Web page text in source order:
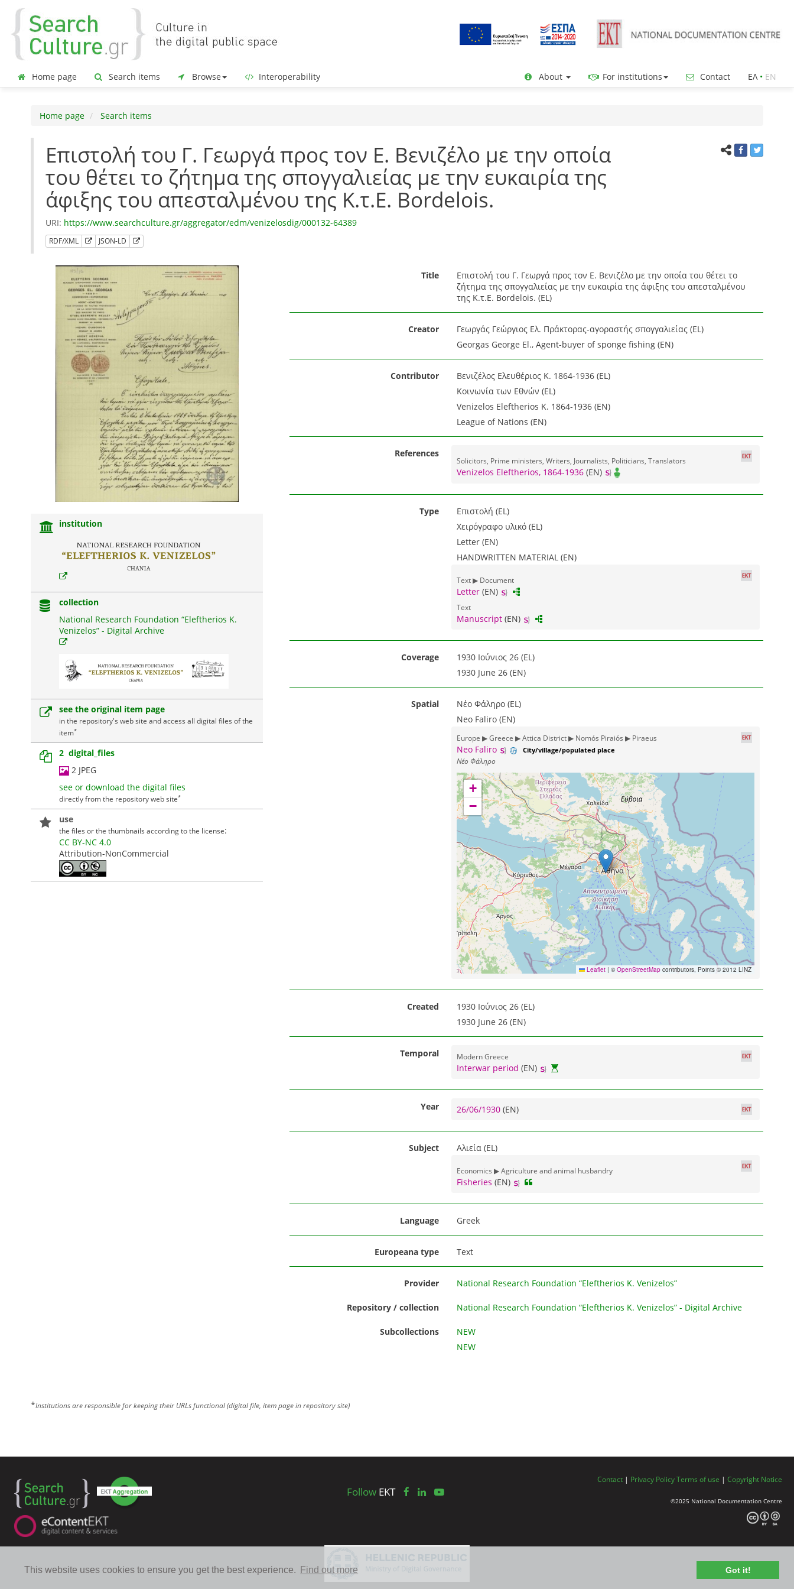
This website uses cookies to ensure you get the best experience. Find out more Got it!
Home page Search items Browse Interoperability About For institutions Contact ΕΛ• ΕΝ
Home page Search items
Επιστολή του Γ. Γεωργά προς τον Ε. Βενιζέλο με την οποία
του θέτει το ζήτημα της σπογγαλιείας με την ευκαιρία της
άφιξης του απεσταλμένου της Κ.τ.Ε. Bordelois.
URI: https://www.searchculture.gr/aggregator/edm/venizelosdig/000132-64389
RDF/XML JSON-LD
institution
collection
National Research Foundation “Eleftherios K.
Venizelos” - Digital Archive
see the original item page
in the repository's web site and access all digital files of the
item*
2 digital_files
2 JPEG
see or download the digital files
directly from the repository web site*
use
the files or the thumbnails according to the license:
CC BY-NC 4.0
Attribution-NonCommercial
Title
Επιστολή του Γ. Γεωργά προς τον Ε. Βενιζέλο με την οποία του θέτει το
ζήτημα της σπογγαλιείας με την ευκαιρία της άφιξης του απεσταλμένου
της Κ.τ.Ε. Bordelois. (EL)
Creator
Γεωργάς Γεώργιος Ελ. Πράκτορας-αγοραστής σπογγαλιείας (EL)
Georgas George El., Agent-buyer of sponge fishing (EN)
Contributor
Βενιζέλος Ελευθέριος Κ. 1864-1936 (EL)
Κοινωνία των Εθνών (EL)
Venizelos Eleftherios K. 1864-1936 (EN)
League of Nations (EN)
References
Solicitors, Prime ministers, Writers, Journalists, Politicians, Translators
Venizelos Eleftherios, 1864-1936(EN)
Type
Επιστολή (EL)
Χειρόγραφο υλικό (EL)
Letter (EN)
HANDWRITTEN MATERIAL (EN)
Text ▶ Document
Letter(EN)
Text
Manuscript(EN)
Coverage
1930 Ιούνιος 26 (EL)
1930 June 26 (EN)
Spatial
Νέο Φάληρο (EL)
Neo Faliro (EN)
Europe ▶ Greece ▶ Attica District ▶ Nomós Piraiós ▶ Piraeus
Neo Faliro City/village/populated place
Νέο Φάληρο
+
−
Leaflet | © OpenStreetMapcontributors, Points © 2012 LINZ
Created
1930 Ιούνιος 26 (EL)
1930 June 26 (EN)
Temporal Modern Greece
Interwar period (EN)
Year 26/06/1930 (EN)
Subject Αλιεία (EL)
Economics ▶ Agriculture and animal husbandry
Fisheries (EN)
Language Greek
Europeana type Text
Provider National Research Foundation “Eleftherios K. Venizelos”
Repository / collection National Research Foundation “Eleftherios K. Venizelos” - Digital Archive
Subcollections
NEW
NEW
*Institutions are responsible for keeping their URLs functional (digital file, item page in repository site)
FollowEKT
Contact | Privacy PolicyTerms of use | Copyright Notice
©2025 National Documentation Centre